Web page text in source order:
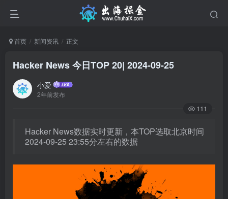
首页 新闻资讯 正文
Hacker News 今日TOP 20| 2024-09-25
小爱
2年前发布
111
Hacker News数据实时更新，本TOP选取北京时间
2024-09-25 23:55分左右的数据